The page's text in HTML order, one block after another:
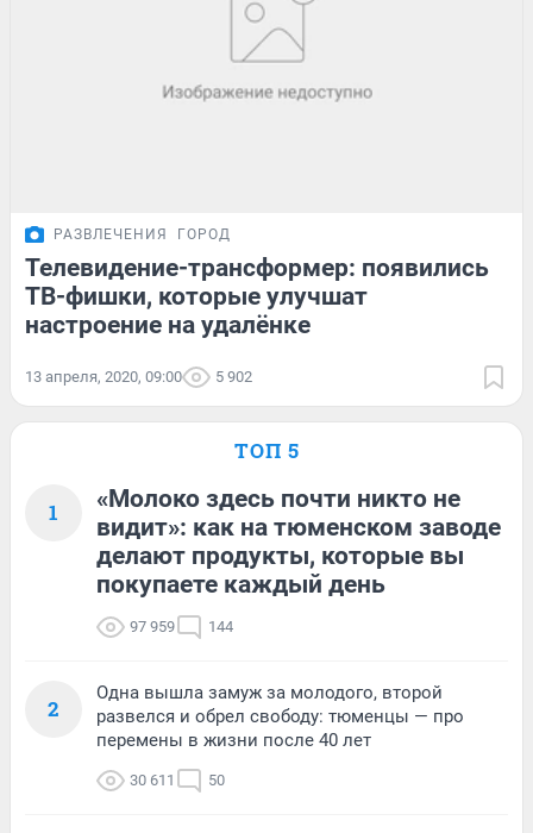
РАЗВЛЕЧЕНИЯ ГОРОД
Телевидение-трансформер: появились
ТВ-фишки, которые улучшат
настроение на удалёнке
13 апреля, 2020, 09:00 5 902
ТОП 5
1
«Молоко здесь почти никто не
видит»: как на тюменском заводе
делают продукты, которые вы
покупаете каждый день
97 959 144
2
Одна вышла замуж за молодого, второй
развелся и обрел свободу: тюменцы — про
перемены в жизни после 40 лет
30 611 50